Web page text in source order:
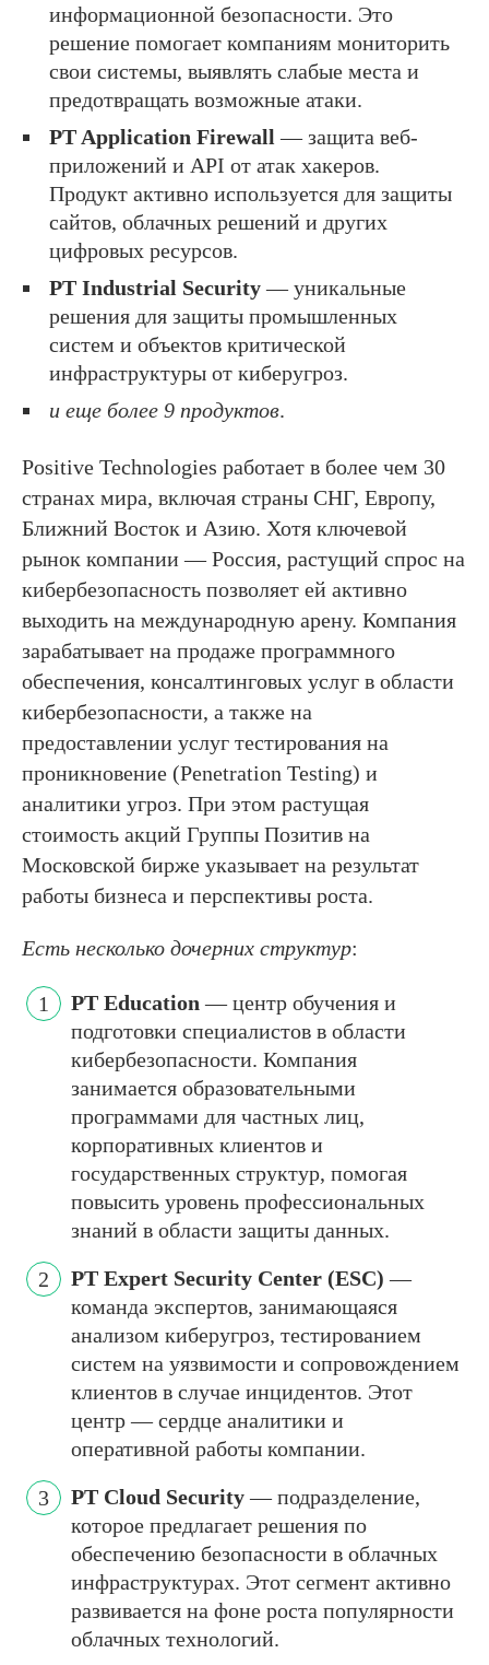
информационной безопасности. Это
решение помогает компаниям мониторить
свои системы, выявлять слабые места и
предотвращать возможные атаки.
PT Application Firewall — защита веб-
приложений и API от атак хакеров.
Продукт активно используется для защиты
сайтов, облачных решений и других
цифровых ресурсов.
PT Industrial Security— уникальные
решения для защиты промышленных
систем и объектов критической
инфраструктуры от киберугроз.
и еще более 9 продуктов.
Positive Technologies работает в более чем 30
странах мира, включая страны СНГ, Европу,
Ближний Восток и Азию. Хотя ключевой
рынок компании — Россия, растущий спрос на
кибербезопасность позволяет ей активно
выходить на международную арену. Компания
зарабатывает на продаже программного
обеспечения, консалтинговых услуг в области
кибербезопасности, а также на
предоставлении услуг тестирования на
проникновение (Penetration Testing) и
аналитики угроз. При этом растущая
стоимость акций Группы Позитив на
Московской бирже указывает на результат
работы бизнеса и перспективы роста.
Есть несколько дочерних структур:
PT Education — центр обучения и
подготовки специалистов в области
кибербезопасности. Компания
занимается образовательными
программами для частных лиц,
корпоративных клиентов и
государственных структур, помогая
повысить уровень профессиональных
знаний в области защиты данных.
PT Expert Security Center (ESC) —
команда экспертов, занимающаяся
анализом киберугроз, тестированием
систем на уязвимости и сопровождением
клиентов в случае инцидентов. Этот
центр — сердце аналитики и
оперативной работы компании.
PT Cloud Security— подразделение,
которое предлагает решения по
обеспечению безопасности в облачных
инфраструктурах. Этот сегмент активно
развивается на фоне роста популярности
облачных технологий.